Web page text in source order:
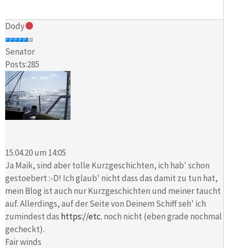
Dody
Senator
Posts:285
15.04.20 um 14:05
Ja Maik, sind aber tolle Kurzgeschichten, ich hab' schon
gestoebert :-D! Ich glaub' nicht dass das damit zu tun hat,
mein Blog ist auch nur Kurzgeschichten und meiner taucht
auf. Allerdings, auf der Seite von Deinem Schiff seh' ich
zumindest das https://etc. noch nicht (eben grade nochmal
gecheckt).
Fair winds